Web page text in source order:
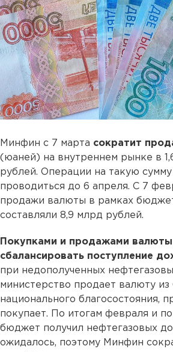
Минфин с 7 марта сократит
(юаней) на внутреннем рынке в
рублей. Операции на такую сумму
проводиться до 6 апреля. С 7
продажи валюты в рамках
составляли 8,9 млрд рублей.
Покупками и продажами
сбалансировать поступление
при недополученных
министерство продает валюту
национального благосостояния,
покупает. По итогам февраля и
бюджет получил нефтегазовых
ожидалось, поэтому Минфин